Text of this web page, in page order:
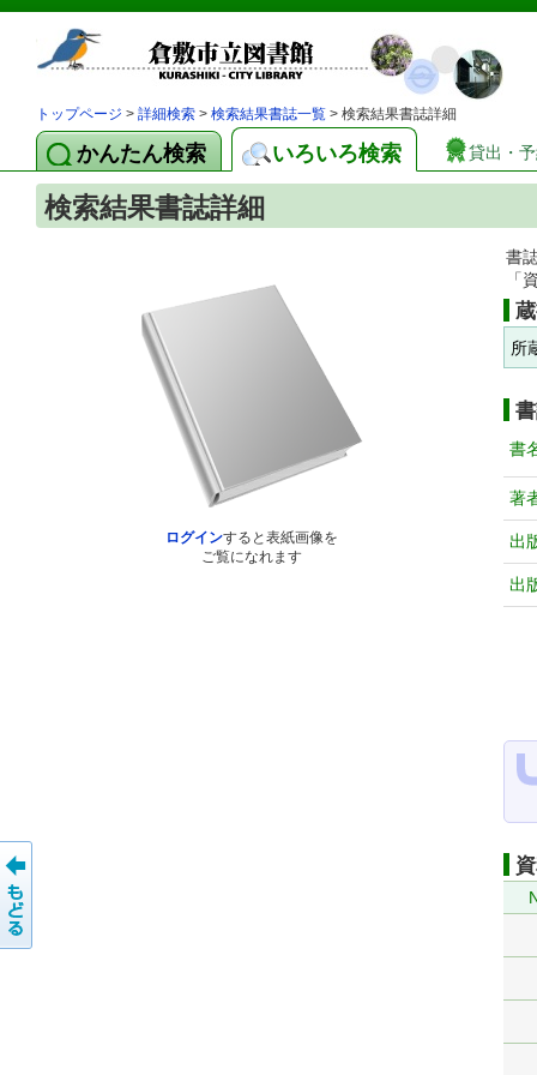
トップページ > 詳細検索 > 検索結果書誌一覧 > 検索結果書誌詳細
かんたん検索 いろいろ検索 貸出・
検索結果書誌詳細
ログインすると表紙画像を
ご覧になれます
書
「
所
書
著
出
出